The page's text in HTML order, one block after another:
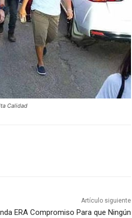
Calidad
Artículo siguiente
ERA Compromiso Para que Ningún